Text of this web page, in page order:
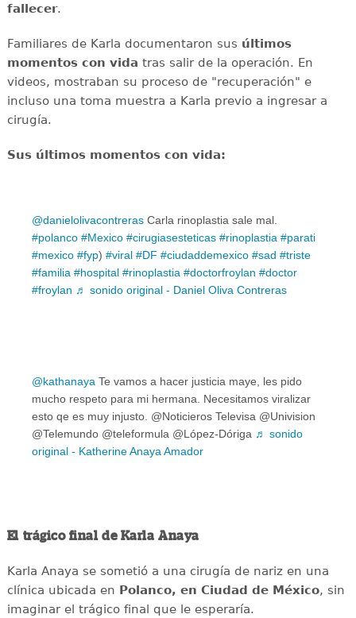
fallecer.
Familiares de Karla documentaron sus últimos
momentos con vida tras salir de la operación. En
videos, mostraban su proceso de "recuperación" e
incluso una toma muestra a Karla previo a ingresar a
cirugía.
Sus últimos momentos con vida:
@danielolivacontreras Carla rinoplastia sale mal.
#polanco #Mexico #cirugiasesteticas #rinoplastia #parati
#mexico #fyp) #viral #DF #ciudaddemexico #sad #triste
#familia #hospital #rinoplastia #doctorfroylan #doctor
#froylan ♬ sonido original - Daniel Oliva Contreras
@kathanaya Te vamos a hacer justicia maye, les pido
mucho respeto para mi hermana. Necesitamos viralizar
esto qe es muy injusto. @Noticieros Televisa @Univision
@Telemundo @teleformula @López-Dóriga ♬ sonido
original - Katherine Anaya Amador
El trágico final de Karla Anaya
Karla Anaya se sometió a una cirugía de nariz en una
clínica ubicada en Polanco, en Ciudad de México, sin
imaginar el trágico final que le esperaría.